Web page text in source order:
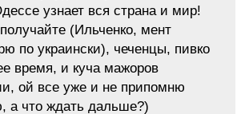
узнает вся страна и мир!
(Ильченко, мент
по украински), чеченцы, пивко
время, и куча мажоров
ой все уже и не припомню
а что ждать дальше?)